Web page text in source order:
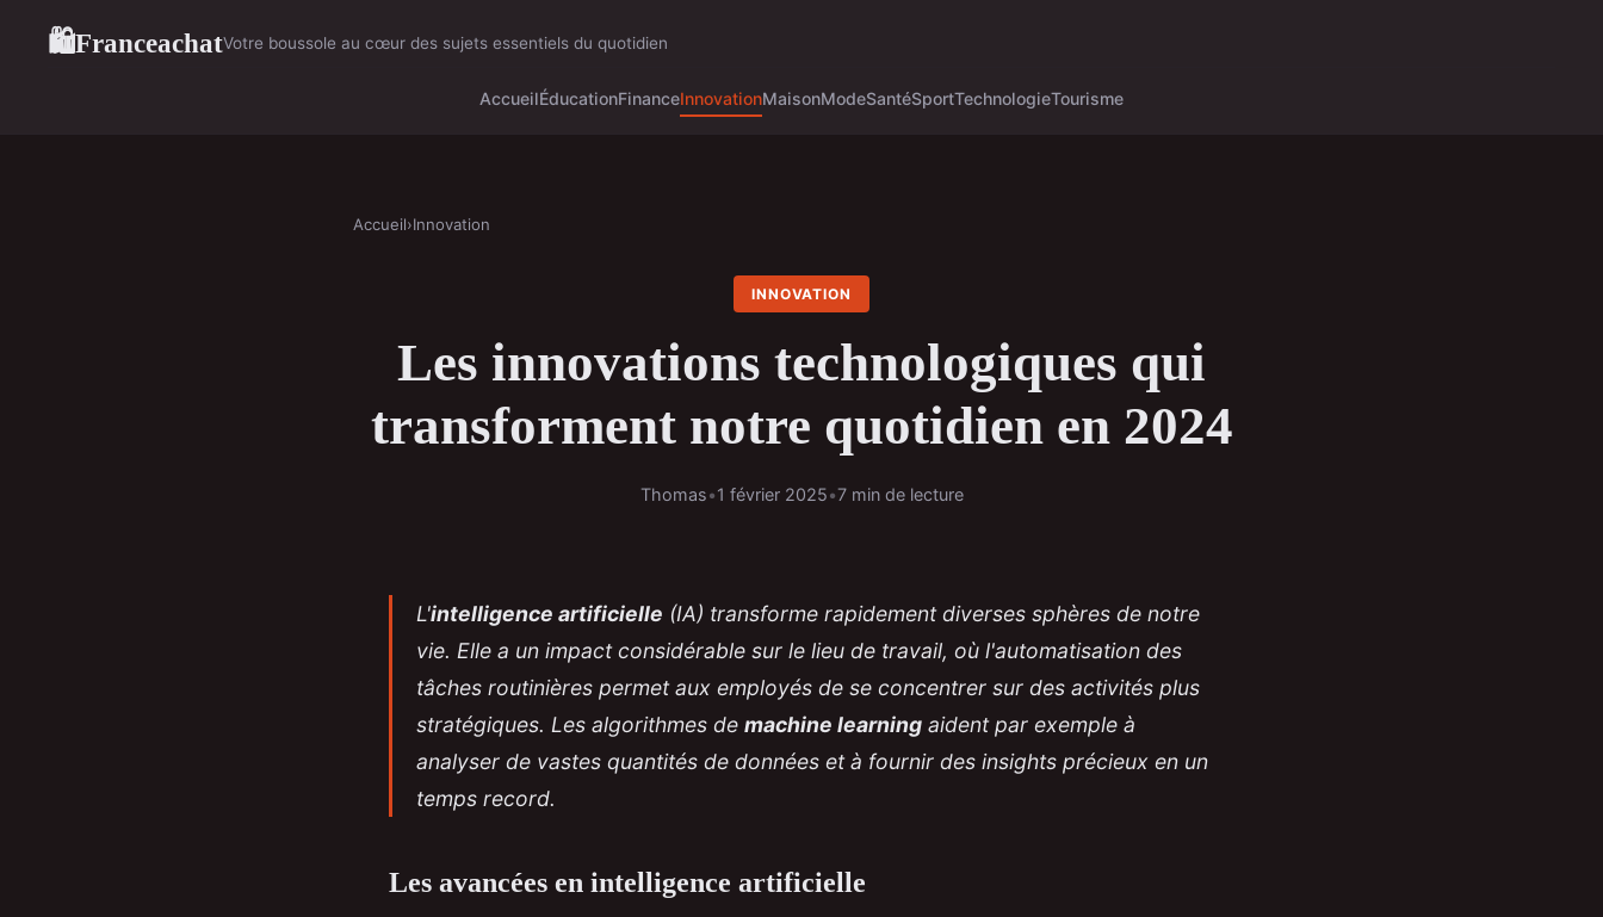
🛍FranceachatVotre boussole au cœur des sujets essentiels du quotidien
AccueilÉducationFinanceInnovationMaisonModeSantéSportTechnologieTourisme
Accueil›Innovation
INNOVATION
Les innovations technologiques qui
transforment notre quotidien en 2024
Thomas•1 février 2025•7 min de lecture
L'intelligence artificielle (IA) transforme rapidement diverses sphères de notre
vie. Elle a un impact considérable sur le lieu de travail, où l'automatisation des
tâches routinières permet aux employés de se concentrer sur des activités plus
stratégiques. Les algorithmes de machine learning aident par exemple à
analyser de vastes quantités de données et à fournir des insights précieux en un
temps record.
Les avancées en intelligence artificielle